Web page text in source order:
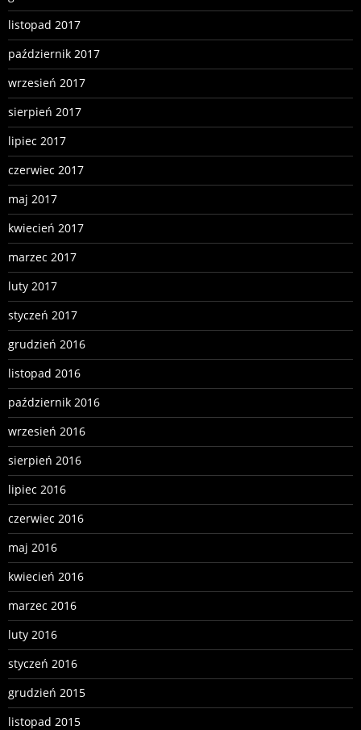
listopad 2017
październik 2017
wrzesień 2017
sierpień 2017
lipiec 2017
czerwiec 2017
maj 2017
kwiecień 2017
marzec 2017
luty 2017
styczeń 2017
grudzień 2016
listopad 2016
październik 2016
wrzesień 2016
sierpień 2016
lipiec 2016
czerwiec 2016
maj 2016
kwiecień 2016
marzec 2016
luty 2016
styczeń 2016
grudzień 2015
listopad 2015